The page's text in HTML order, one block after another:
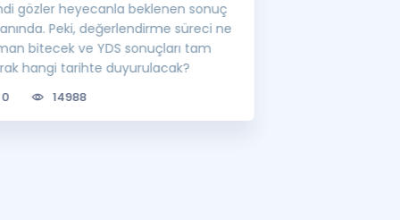
gözler heyecanla beklenen sonuç
Peki, değerlendirme süreci ne
bitecek ve YDS sonuçları tam
hangi tarihte duyurulacak?
0 14988